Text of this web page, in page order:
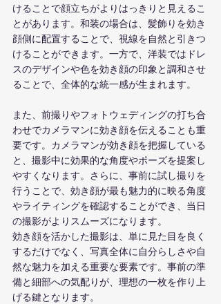
けることで顔立ちがよりはっきりと見えるこ
とがあります。和装の場合は、髪飾りを効き
顔側に配置することで、視線を自然と引きつ
けることができます。一方で、洋装ではドレ
スのデザインや色を効き顔の印象と調和させ
ることで、全体的な統一感が生まれます。
また、前撮りやフォトウェディングの打ち合
わせでカメラマンに効き顔を伝えることも重
要です。カメラマンが効き顔を把握している
と、撮影中に効果的な角度やポーズを提案し
やすくなります。さらに、事前に試し撮りを
行うことで、効き顔が最も魅力的に映る角度
やライティングを確認することができ、当日
の撮影がよりスムーズになります。
効き顔を活かした撮影は、単に見た目を良く
するだけでなく、写真全体に自分らしさや自
然な魅力を加える重要な要素です。事前の準
備と細部への気配りが、理想の一枚を作り上
げる鍵となります。